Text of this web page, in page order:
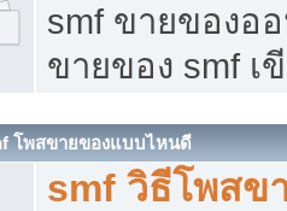
smf ขายของอ
ขายของ smf เ
โพสขายของแบบไหนดี
smf วิธีโพสข